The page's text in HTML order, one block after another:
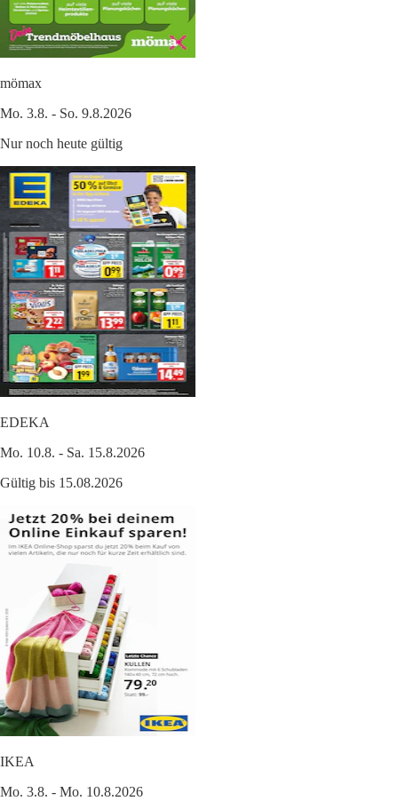
mömax
Mo. 3.8. - So. 9.8.2026
Nur noch heute gültig
EDEKA
Mo. 10.8. - Sa. 15.8.2026
Gültig bis 15.08.2026
IKEA
Mo. 3.8. - Mo. 10.8.2026